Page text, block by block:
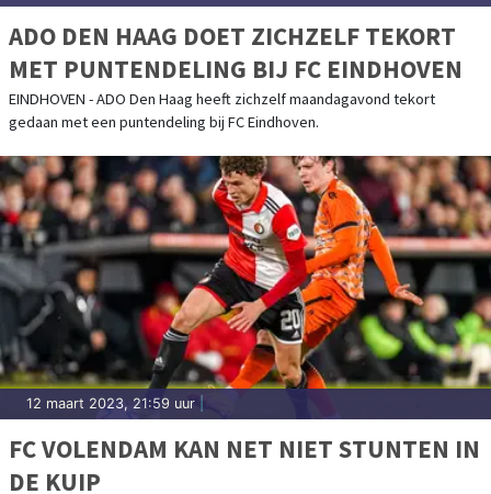
ADO DEN HAAG DOET ZICHZELF TEKORT
MET PUNTENDELING BIJ FC EINDHOVEN
EINDHOVEN - ADO Den Haag heeft zichzelf maandagavond tekort
gedaan met een puntendeling bij FC Eindhoven.
12 maart 2023, 21:59 uur
FC VOLENDAM KAN NET NIET STUNTEN IN
DE KUIP